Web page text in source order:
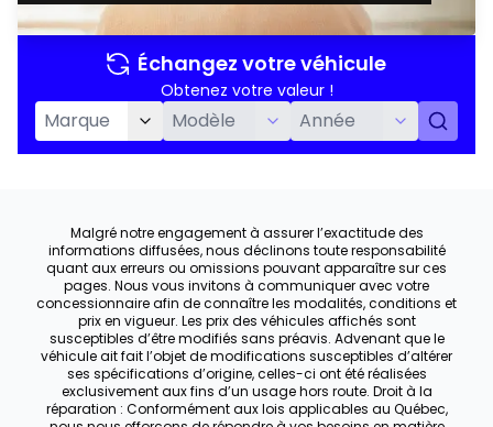
Échangez votre véhicule
Obtenez votre valeur !
Malgré notre engagement à assurer l’exactitude des
informations diffusées, nous déclinons toute responsabilité
quant aux erreurs ou omissions pouvant apparaître sur ces
pages. Nous vous invitons à communiquer avec votre
concessionnaire afin de connaître les modalités, conditions et
prix en vigueur. Les prix des véhicules affichés sont
susceptibles d’être modifiés sans préavis. Advenant que le
véhicule ait fait l’objet de modifications susceptibles d’altérer
ses spécifications d’origine, celles-ci ont été réalisées
exclusivement aux fins d’un usage hors route. Droit à la
réparation : Conformément aux lois applicables au Québec,